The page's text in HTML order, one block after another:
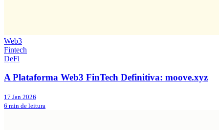
Web3
Fintech
DeFi
A Plataforma Web3 FinTech Definitiva: moove.xyz
17 Jan 2026
6 min de leitura